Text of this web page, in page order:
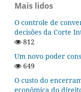
Mais lidos
O controle de
decisões da Corte
812
Um novo poder
649
O custo do
econômica do